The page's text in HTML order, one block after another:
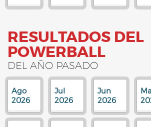
RESULTADOS DEL
POWERBALL
DEL AÑO PASADO
Ago
2026
Jul
2026
Jun
2026